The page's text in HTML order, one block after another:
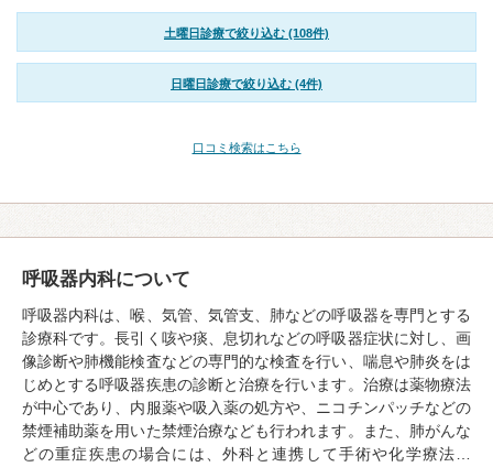
土曜日診療で絞り込む (108件)
日曜日診療で絞り込む (4件)
口コミ検索はこちら
呼吸器内科について
呼吸器内科は、喉、気管、気管支、肺などの呼吸器を専門とする
診療科です。長引く咳や痰、息切れなどの呼吸器症状に対し、画
像診断や肺機能検査などの専門的な検査を行い、喘息や肺炎をは
じめとする呼吸器疾患の診断と治療を行います。治療は薬物療法
が中心であり、内服薬や吸入薬の処方や、ニコチンパッチなどの
禁煙補助薬を用いた禁煙治療なども行われます。また、肺がんな
どの重症疾患の場合には、外科と連携して手術や化学療法…